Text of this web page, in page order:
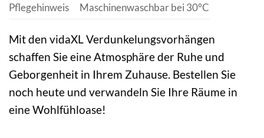
Pflegehinweis
Maschinenwaschbar bei 30°C
Mit den vidaXL Verdunkelungsvorhängen
schaffen Sie eine Atmosphäre der Ruhe und
Geborgenheit in Ihrem Zuhause. Bestellen Sie
noch heute und verwandeln Sie Ihre Räume in
eine Wohlfühloase!